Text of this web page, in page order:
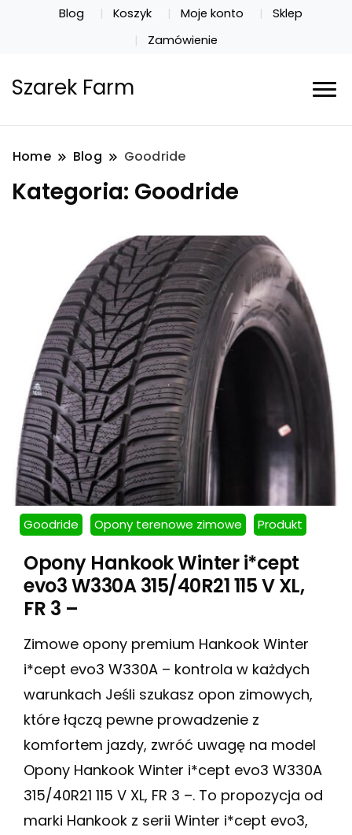
Blog Koszyk Moje konto
Sklep
Zamówienie
Szarek Farm
Home Blog Goodride
Kategoria: Goodride
Goodride Opony terenowe zimowe Produkt
Opony Hankook Winter i*cept
evo3 W330A 315/40R21 115 V XL,
FR 3 –
Zimowe opony premium Hankook Winter
i*cept evo3 W330A – kontrola w każdych
warunkach Jeśli szukasz opon zimowych,
które łączą pewne prowadzenie z
komfortem jazdy, zwróć uwagę na model
Opony Hankook Winter i*cept evo3 W330A
315/40R21 115 V XL, FR 3 –. To propozycja od
marki Hankook z serii Winter i*cept evo3,